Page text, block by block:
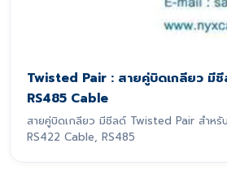
Twisted Pair : สายคู่บิดเกลียว
RS485 Cable
สายคู่บิดเกลียว มีชีลด์ Twisted Pair สำ
RS422 Cable, RS485